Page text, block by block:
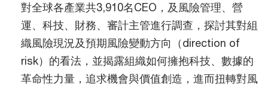
對全球各產業共3,910名CEO，及風險管理、營
運、科技、財務、審計主管進行調查，探討其對組
織風險現況及預期風險變動方向（direction of
risk）的看法，並揭露組織如何擁抱科技、數據的
革命性力量，追求機會與價值創造，進而扭轉對風